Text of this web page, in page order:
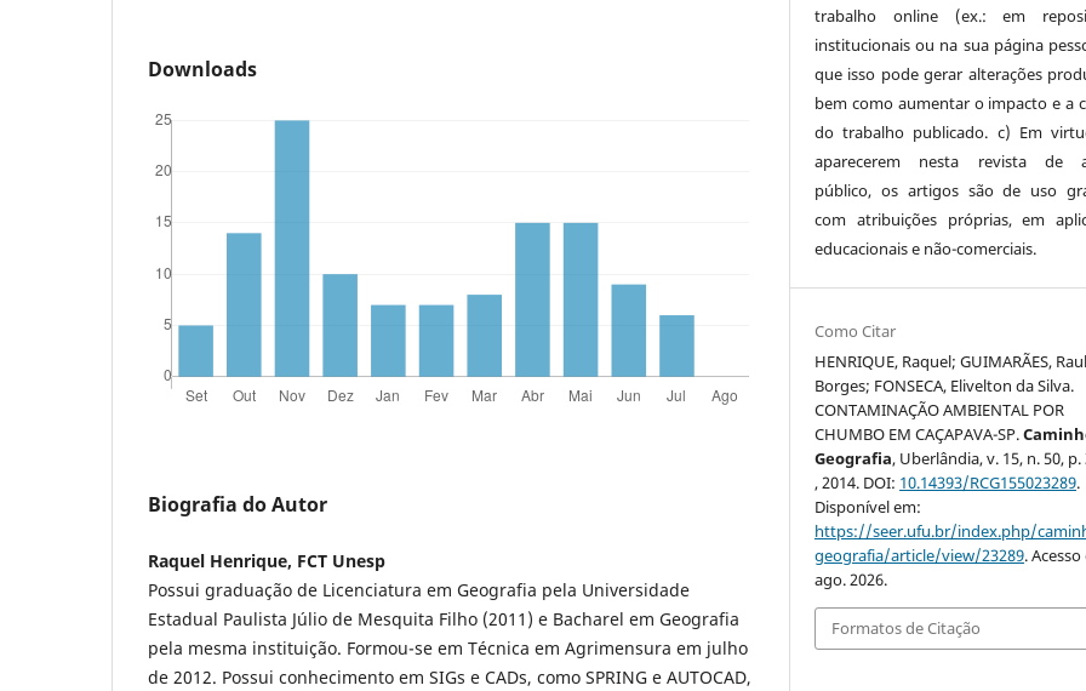
Downloads
Biografia do Autor
Raquel Henrique, FCT Unesp
Possui graduação de Licenciatura em Geografia pela Universidade
Estadual Paulista Júlio de Mesquita Filho (2011) e Bacharel em Geografia
pela mesma instituição. Formou-se em Técnica em Agrimensura em julho
de 2012. Possui conhecimento em SIGs e CADs, como SPRING e AUTOCAD,
trabalho online (ex.: em
institucionais ou na sua página
que isso pode gerar alterações
bem como aumentar o impacto e a
do trabalho publicado. c) Em
aparecerem nesta revista de
público, os artigos são de uso
com atribuições próprias, em
educacionais e não-comerciais.
Como Citar
HENRIQUE, Raquel; GUIMARÃES, Raul
Borges; FONSECA, Elivelton da Silva.
CONTAMINAÇÃO AMBIENTAL POR
CHUMBO EM CAÇAPAVA-SP.
Geografia, Uberlândia, v. 15, n. 50, p.
, 2014. DOI: 10.14393/RCG155023289.
Disponível em:
https://seer.ufu.br/index.php/
geografia/article/view/23289.
ago. 2026.
Formatos de Citação